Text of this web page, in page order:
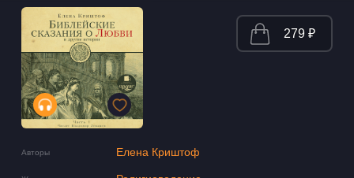
Авторы Елена Криштоф
279 ₽